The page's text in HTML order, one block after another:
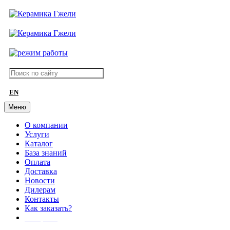
EN
Меню
О компании
Услуги
Каталог
База знаний
Оплата
Доставка
Новости
Дилерам
Контакты
Как заказать?